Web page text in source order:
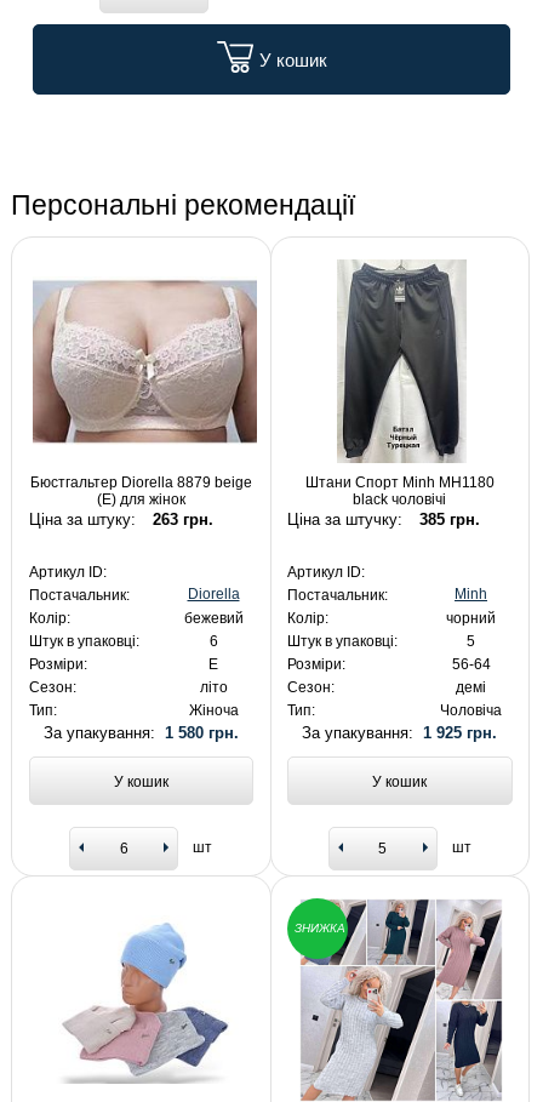
У кошик
Персональні рекомендації
Бюстгальтер Diorella 8879 beige
(E) для жінок
Ціна за штуку: 263 грн.
Артикул ID:
Постачальник:
Diorella
Колір:
бежевий
Штук в упаковці:
6
Розміри:
E
Сезон:
літо
Тип:
Жіноча
За упакування: 1 580 грн.
У кошик
шт
Штани Спорт Minh MH1180
black чоловічі
Ціна за штучку: 385 грн.
Артикул ID:
Постачальник:
Minh
Колір:
чорний
Штук в упаковці:
5
Розміри:
56-64
Сезон:
демі
Тип:
Чоловіча
За упакування:1 925 грн.
У кошик
шт
ЗНИЖКА